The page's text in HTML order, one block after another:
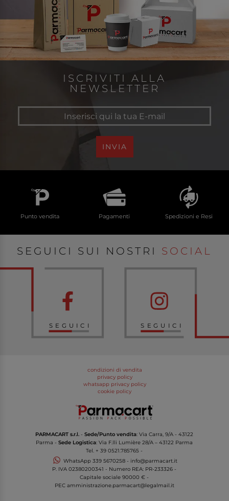
ISCRIVITI ALLA
NEWSLETTER
INVIA
Punto vendita Pagamenti Spedizioni e Resi
SEGUICI SUI NOSTRI SOCIAL
SEGUICI SEGUICI
condizioni di vendita
privacy policy
whatsapp privacy policy
cookie policy
PARMACART s.r.l. -Sede/Punto vendita: Via Carra, 9/A - 43122
Parma -Sede Logistica: Via F.lli Lumière 28/A – 43122 Parma
Tel. + 39 0521.785765 -
WhatsApp 339 5670258- info@parmacart.it
P. IVA02380200341 - Numero REA: PR-233326 -
Capitale sociale 90000 € -
PEC amministrazione.parmacart@legalmail.it